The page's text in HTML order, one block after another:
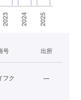
号 出所
フク —